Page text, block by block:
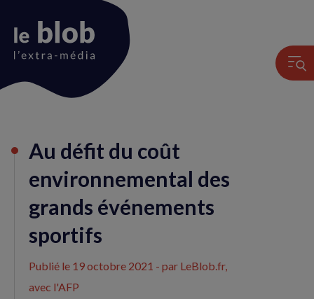
du
Au défit du coût
environnemental des
grands événements
sportifs
Publié le 19 octobre 2021 - par LeBlob.fr,
avec l'AFP